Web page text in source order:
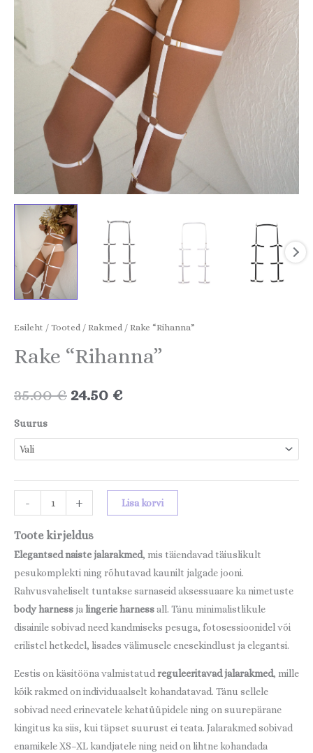
Esileht / Tooted / Rakmed / Rake “Rihanna”
Rake “Rihanna”
35.00€24.50 €
Suurus
- + Lisa korvi
Toote kirjeldus
Elegantsednaiste jalarakmed, mis täiendavad täiuslikult
pesukomplekti ning rõhutavad kaunilt jalgade jooni.
Rahvusvaheliselt tuntakse sarnaseid aksessuaare ka nimetuste
body harness jalingerie harnessall. Tänu minimalistlikule
disainile sobivad need kandmiseks pesuga, fotosessioonidel või
erilistel hetkedel, lisades välimusele enesekindlust ja elegantsi.
Eestis on käsitööna valmistatudreguleeritavad jalarakmed, mille
kõik rakmed on individuaalselt kohandatavad. Tänu sellele
sobivad need erinevatele kehatüüpidele ning on suurepärane
kingitus ka siis, kui täpset suurust ei teata. Jalarakmed sobivad
enamikele XS–XL kandjatele ning neid on lihtne kohandada